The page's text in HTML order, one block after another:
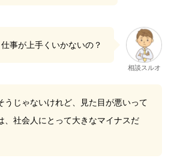
事が上手くいかないの？
相談スルオ
うじゃないけれど、見た目が悪いって
、社会人にとって大きなマイナスだ